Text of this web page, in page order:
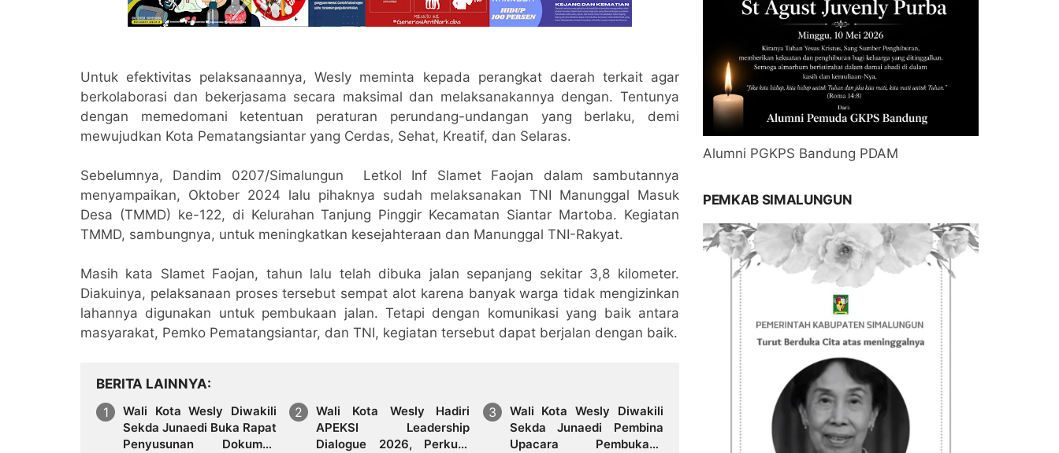
Untuk efektivitas pelaksanaannya, Wesly meminta kepada perangkat daerah terkait agar
berkolaborasi dan bekerjasama secara maksimal dan melaksanakannya dengan. Tentunya
dengan memedomani ketentuan peraturan perundang-undangan yang berlaku, demi
mewujudkan Kota Pematangsiantar yang Cerdas, Sehat, Kreatif, dan Selaras.
Sebelumnya, Dandim 0207/Simalungun Letkol Inf Slamet Faojan dalam sambutannya
menyampaikan, Oktober 2024 lalu pihaknya sudah melaksanakan TNI Manunggal Masuk
Desa (TMMD) ke-122, di Kelurahan Tanjung Pinggir Kecamatan Siantar Martoba. Kegiatan
TMMD, sambungnya, untuk meningkatkan kesejahteraan dan Manunggal TNI-Rakyat.
Masih kata Slamet Faojan, tahun lalu telah dibuka jalan sepanjang sekitar 3,8 kilometer.
Diakuinya, pelaksanaan proses tersebut sempat alot karena banyak warga tidak mengizinkan
lahannya digunakan untuk pembukaan jalan. Tetapi dengan komunikasi yang baik antara
masyarakat, Pemko Pematangsiantar, dan TNI, kegiatan tersebut dapat berjalan dengan baik.
BERITA LAINNYA
Wali Kota Wesly Diwakili
Sekda Junaedi Buka Rapat
Penyusunan Dokumen
Wali Kota Wesly Hadiri
APEKSI Leadership
Dialogue 2026, Perkuat
Wali Kota Wesly Diwakili
Sekda Junaedi Pembina
Upacara Pembukaan
Alumni PGKPS Bandung PDAM
PEMKAB SIMALUNGUN